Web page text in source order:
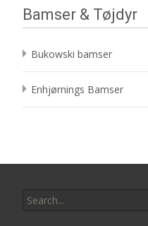
Bamser & Tøjdyr
Bukowski bamser
Enhjørnings Bamser
for: